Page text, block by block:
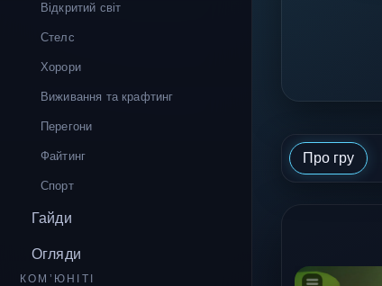
Відкритий світ
Стелс
Хорори
Виживання та крафтинг
Перегони
Файтинг
Спорт
Гайди
Огляди
КОМ’ЮНІТІ
Про гру